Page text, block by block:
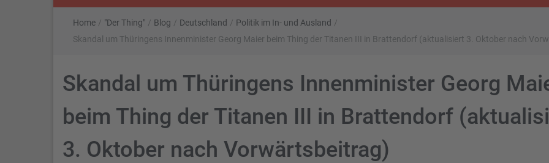
Home / "Der Thing" / Blog / Deutschland / Politik im In- und Ausland /
Skandal um Thüringens Innenminister Georg Maier beim Thing der Titanen III in Brattendorf (aktualisiert 3. Oktober nach
Skandal um Thüringens Innenminister Georg
beim Thing der Titanen III in Brattendorf
3. Oktober nach Vorwärtsbeitrag)